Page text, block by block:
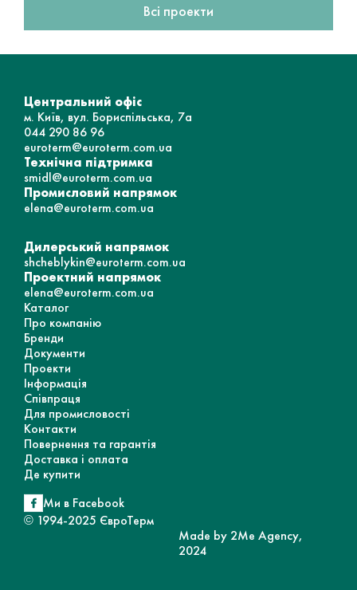
Всі проекти
Центральний офіс
м. Київ, вул. Бориспільська, 7а
044 290 86 96
euroterm@euroterm.com.ua
Технічна підтримка
smidl@euroterm.com.ua
Промисловий напрямок
elena@euroterm.com.ua
Дилерський напрямок
shcheblykin@euroterm.com.ua
Проектний напрямок
elena@euroterm.com.ua
Каталог
Про компанію
Бренди
Документи
Проекти
Інформація
Співпраця
Для промисловості
Контакти
Повернення та гарантія
Доставка і оплата
Де купити
Ми в Facebook
© 1994-2025 ЄвроТерм
Made by 2Me Agency,
2024